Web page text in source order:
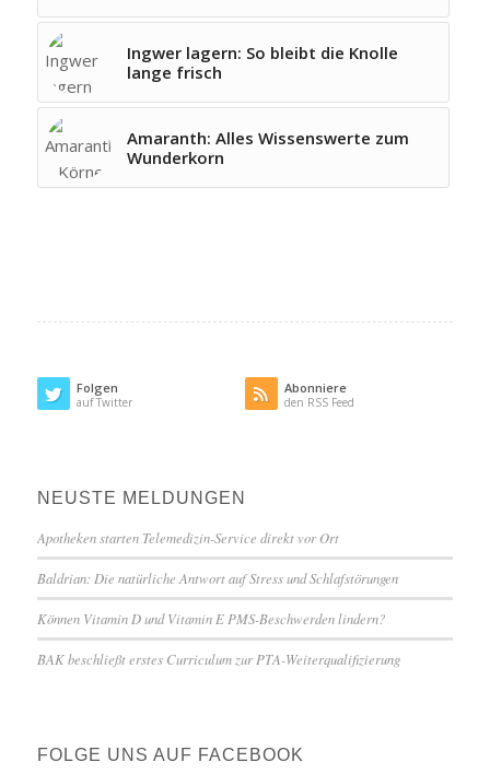
Ingwer lagern: So bleibt die Knolle
lange frisch
Amaranth: Alles Wissenswerte zum
Wunderkorn
Folgen
auf Twitter
Abonniere
den RSS Feed
NEUSTE MELDUNGEN
Apotheken starten Telemedizin-Service direkt vor Ort
Baldrian: Die natürliche Antwort auf Stress und Schlafstörungen
Können Vitamin D und Vitamin E PMS-Beschwerden lindern?
BAK beschließt erstes Curriculum zur PTA-Weiterqualifizierung
FOLGE UNS AUF FACEBOOK